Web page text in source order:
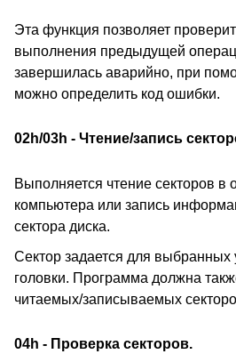
Эта функция позволяет
выполнения предыдущей
завершилась аварийно, при
можно определить код ошибки.
02h/03h - Чтение/запись
Выполняется чтение секторов в
компьютера или запись
сектора диска.
Сектор задается для выбранных
головки. Программа должна
читаемых/записываемых
04h - Проверка секторов.